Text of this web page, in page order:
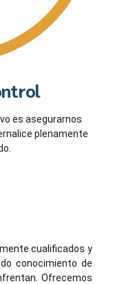
es asegurarnos
plenamente
cualificados y
conocimiento de
Ofrecemos